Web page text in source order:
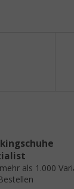
als 1.000